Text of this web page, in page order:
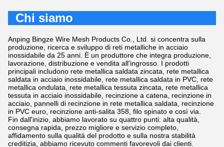
Chi siamo
Anping Bingze Wire Mesh Products Co., Ltd. si concentra sulla
produzione, ricerca e sviluppo di reti metalliche in acciaio
inossidabile da 25 anni. È un produttore che integra produzione,
lavorazione, distribuzione e vendita all'ingrosso. I prodotti
principali includono rete metallica saldata zincata, rete metallica
saldata in acciaio inossidabile, rete metallica saldata in PVC, rete
metallica ondulata, rete metallica tessuta zincata, rete metallica
tessuta in acciaio inossidabile, recinzione a catena, recinzione in
acciaio, pannelli di recinzione in rete metallica saldata, recinzione
in PVC euro, recinzione anti-salita 358, filo spinato e così via.
Fin dall'inizio, abbiamo lavorato su quattro punti: alta qualità,
consegna rapida, prezzo migliore e servizio completo,
affidamento sulla qualità del prodotto e sulla nostra stabilità
creditizia, abbiamo ricevuto commenti favorevoli dai clienti.